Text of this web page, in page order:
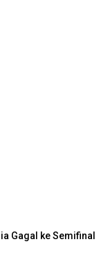
Gagal ke Semifinal